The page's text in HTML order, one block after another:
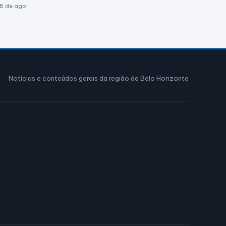
de ago.
Notícias e conteúdos gerais da região de Belo Horizonte